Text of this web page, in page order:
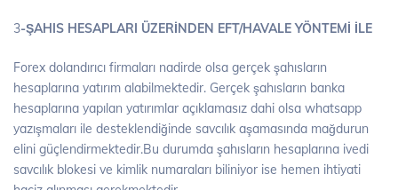
3-ŞAHIS HESAPLARI ÜZERİNDEN EFT/HAVALE YÖNTEMİ İLE
Forex dolandırıcı firmaları nadirde olsa gerçek şahısların
hesaplarına yatırım alabilmektedir. Gerçek şahısların banka
hesaplarına yapılan yatırımlar açıklamasız dahi olsa whatsapp
yazışmaları ile desteklendiğinde savcılık aşamasında mağdurun
elini güçlendirmektedir.Bu durumda şahısların hesaplarına ivedi
savcılık blokesi ve kimlik numaraları biliniyor ise hemen ihtiyati